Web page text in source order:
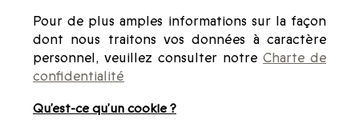
Pour de plus amples informations sur la façon
dont nous traitons vos données à caractère
personnel, veuillez consulter notre Charte de
confidentialité
Qu’est-ce qu’un cookie ?